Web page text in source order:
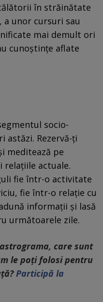
în străinătate
a unor cursuri sau
mai demult ori
cunoștințe aflate
socio-
astăzi. Rezervă-ți
meditează pe
relațiile actuale.
fie într-o activitate
fie într-o relație cu
informații și lasă
următoarele zile.
care sunt
le poți folosi pentru
Participă la